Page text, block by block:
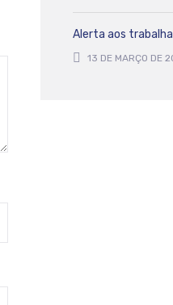
Alerta aos
13 DE MARÇO DE